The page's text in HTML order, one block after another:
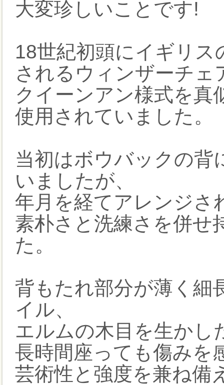
大変珍しいことです!
18世紀初頭にイギリ
されるウィンザーチェ
クイーンアン様式を真
使用されていました。
当初はボウバックの背
いましたが、
年月を経てアレンジさ
素朴さと洗練さを併せ
た。
背もたれ部分が薄く細
イル、
エルムの木目を生かし
長時間座っても傷みを
芸術性と強度を兼ね備